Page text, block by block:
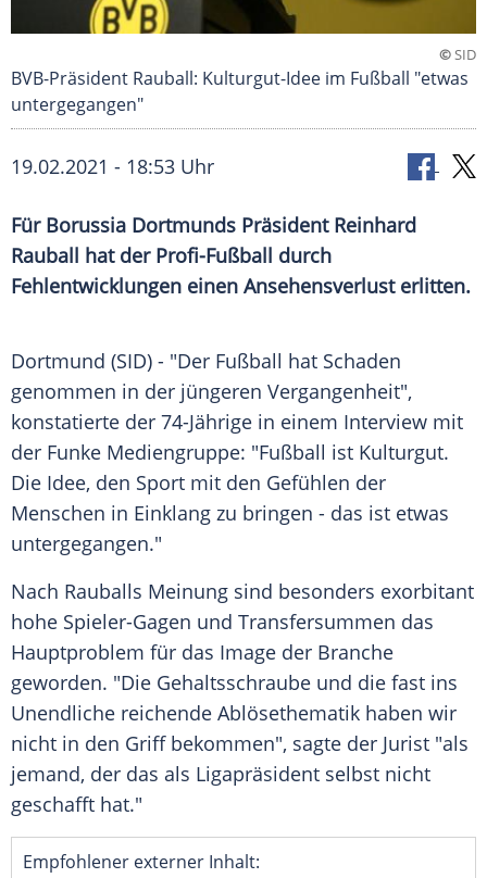
©SID
BVB-Präsident Rauball: Kulturgut-Idee im Fußball "etwas
untergegangen"
19.02.2021 - 18:53 Uhr
Für Borussia Dortmunds Präsident Reinhard
Rauball hat der Profi-Fußball durch
Fehlentwicklungen einen Ansehensverlusterlitten.
Dortmund (SID) - "Der Fußball hat Schaden
genommen in der jüngeren Vergangenheit",
konstatierte der 74-Jährige in einem Interview mit
der Funke Mediengruppe: "Fußball ist Kulturgut.
Die Idee, den Sport mit den Gefühlen der
Menschen in Einklang zu bringen - das ist etwas
untergegangen."
Nach Rauballs Meinung sind besonders exorbitant
hohe Spieler-Gagen und Transfersummen das
Hauptproblem für das Image der Branche
geworden. "Die Gehaltsschraube und die fast ins
Unendliche reichende Ablösethematik haben wir
nicht in den Griff bekommen", sagte der Jurist "als
jemand, der das als Ligapräsident selbst nicht
geschafft hat."
Empfohlener externer Inhalt: